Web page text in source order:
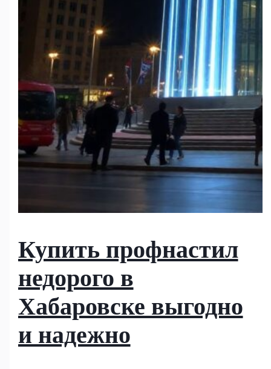
Купить профнастил
недорого в
Хабаровске выгодно
и надежно